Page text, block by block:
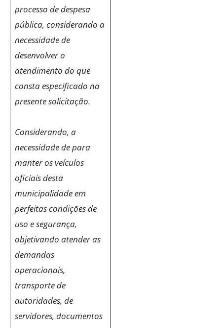
processo de despesa
pública, considerando a
necessidade de
desenvolver o
atendimento do que
consta especificado na
presente solicitação.
Considerando, a
necessidade de para
manter os veículos
oficiais desta
municipalidade em
perfeitas condições de
uso e segurança,
objetivando atender as
demandas
operacionais,
transporte de
autoridades, de
servidores, documentos